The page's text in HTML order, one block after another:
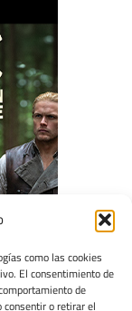
como las cookies
El consentimiento de
de
consentir o retirar el